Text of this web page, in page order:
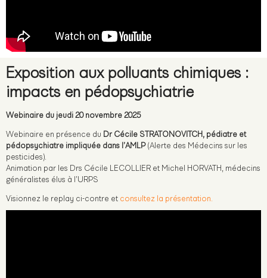
Exposition aux polluants chimiques :
impacts en pédopsychiatrie
Webinaire du jeudi 20 novembre 2025
Webinaire en présence du Dr Cécile STRATONOVITCH, pédiatre et
pédopsychiatre impliquée dans l’AMLP(Alerte des Médecins sur les
pesticides).
Animation par les Drs Cécile LECOLLIER et Michel HORVATH, médecins
généralistes élus à l’URPS
Visionnez le replay ci-contre et consultez la présentation.